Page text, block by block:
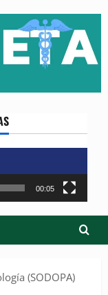
00:05
(SODOPA)